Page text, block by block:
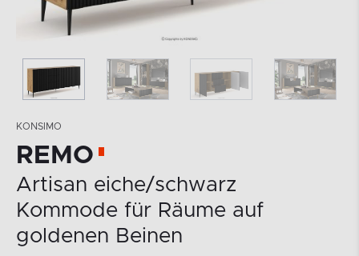
KONSIMO
REMO
Artisan eiche/schwarz
Kommode für Räume auf
goldenen Beinen